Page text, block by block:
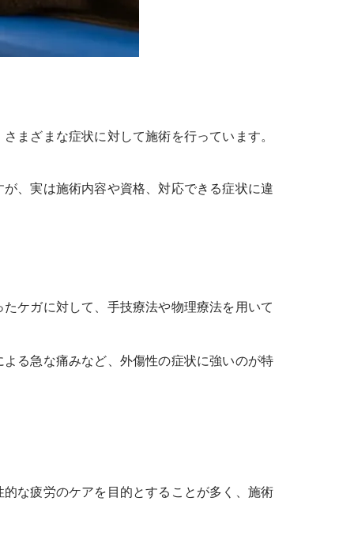
まざまな症状に対して施術を行っています。
、実は施術内容や資格、対応できる症状に違
ケガに対して、手技療法や物理療法を用いて
る急な痛みなど、外傷性の症状に強いのが特
な疲労のケアを目的とすることが多く、施術